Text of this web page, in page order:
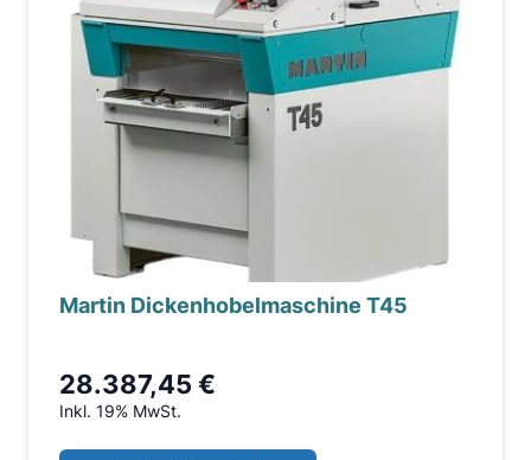
Martin Dickenhobelmaschine T45
28.387,45 €
Inkl. 19% MwSt.